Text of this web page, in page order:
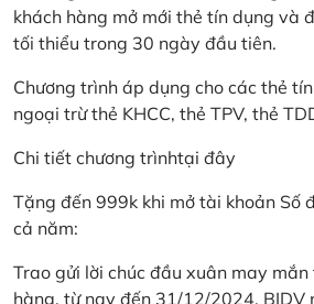
khách hàng mở mới thẻ tín dụng và
tối thiểu trong 30 ngày đầu tiên.
Chương trình áp dụng cho các thẻ
ngoại trừ thẻ KHCC, thẻ TPV, thẻ
Chi tiết chương trìnhtại đây
Tặng đến 999k khi mở tài khoản Số
cả năm:
Trao gửi lời chúc đầu xuân may
hàng, từ nay đến 31/12/2024, BIDV